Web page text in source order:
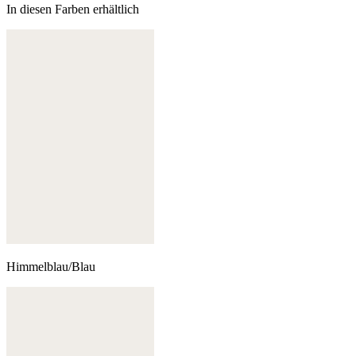
In diesen Farben erhältlich
Himmelblau/Blau